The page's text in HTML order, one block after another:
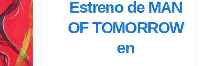
Estreno de MAN
OF TOMORROW
en